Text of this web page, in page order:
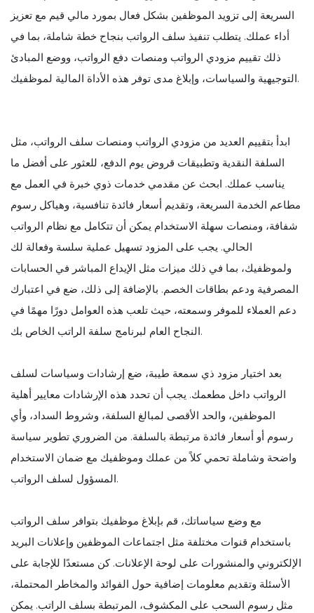
السريعة إلى تزويد الموظفين بشكل فعال بمورد مالي قيم مع تعزيز
أداء عملك. يتطلب تنفيذ سلف الرواتب بنجاح خطة شاملة، بما في
ذلك تقييم مزودي الرواتب ومنصات دفع الرواتب، ووضع المبادئ
التوجيهية والسياسات، وإبلاغ مدى توفر هذه الأداة المالية لموظفيك.
ابدأ بتقييم العديد من مزودي الرواتب ومنصات سلف الرواتب، مثل
السلفة النقدية وتطبيقات قروض يوم الدفع، للعثور على أفضل ما
يناسب عملك. ابحث عن مقدمي خدمات ذوي خبرة في العمل مع
مطاعم الخدمة السريعة، وتقديم أسعار فائدة تنافسية، وهياكل رسوم
شفافة، ومنصات سهلة الاستخدام يمكن أن تتكامل مع نظام الرواتب
الحالي. يجب على المزود تسهيل عملية سلسة وفعالة لك
ولموظفيك، بما في ذلك ميزات مثل الإيداع المباشر في الحسابات
المصرفية ودعم بطاقات الخصم. بالإضافة إلى ذلك، ضع في اعتبارك
دعم العملاء للموفر وسمعته، حيث تلعب هذه العوامل دورًا مهمًا في
النجاح العام لبرنامج سلفة الراتب الخاص بك.
بعد اختيار مزود ذي سمعة طيبة، ضع إرشادات وسياسات لسلف
الرواتب داخل مطعمك. يجب أن تحدد هذه الإرشادات معايير أهلية
الموظفين، والحد الأقصى لمبالغ السلفة، وشروط السداد، وأي
رسوم أو أسعار فائدة مرتبطة بالسلفة. من الضروري تطوير سياسة
واضحة وشاملة تحمي كلاً من عملك وموظفيك مع ضمان الاستخدام
المسؤول لسلف الرواتب.
مع وضع سياساتك، قم بإبلاغ موظفيك بتوافر سلف الرواتب
باستخدام قنوات مختلفة مثل اجتماعات الموظفين وإعلانات البريد
الإلكتروني والمنشورات على لوحة الإعلانات. كن مستعدًا للإجابة على
الأسئلة وتقديم معلومات إضافية حول الفوائد والمخاطر المحتملة،
مثل رسوم السحب على المكشوف، المرتبطة بسلف الراتب. يمكن